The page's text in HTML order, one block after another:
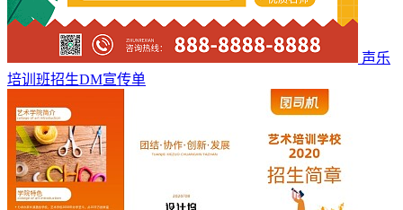
声乐
培训班招生DM宣传单